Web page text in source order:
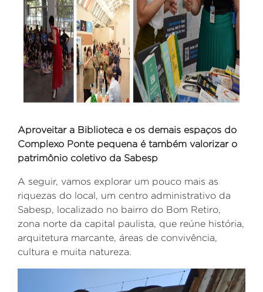
Aproveitar a Biblioteca e os demais espaços do
Complexo Ponte pequena é também valorizar o
patrimônio coletivo da Sabesp
A seguir, vamos explorar um pouco mais as
riquezas do local, um centro administrativo da
Sabesp, localizado no bairro do Bom Retiro,
zona norte da capital paulista, que reúne história,
arquitetura marcante, áreas de convivência,
cultura e muita natureza.